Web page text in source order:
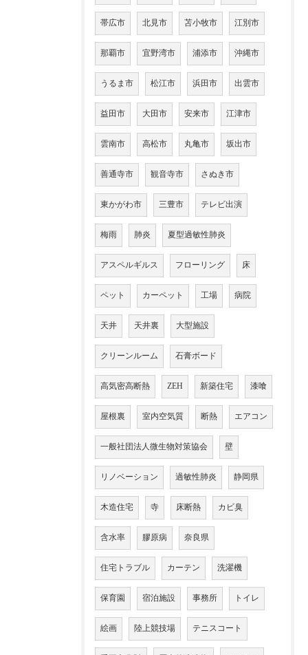
帯広市 北見市 苫小牧市 江別市
那覇市 宜野湾市 浦添市 沖縄市
うるま市 松江市 浜田市 出雲市
益田市 大田市 安来市 江津市
雲南市 高松市 丸亀市 坂出市
善通寺市 観音寺市 さぬき市
東かがわ市 三豊市 テレビ出演
梅雨 肺炎 夏型過敏性肺炎
アスペルギルス フローリング 床
ペット カーペット 工場 病院
天井 天井裏 大型施設
クリーンルーム 石膏ボード
高気密高断熱 ZEH 新築住宅 漆喰
屋根裏 室内空気質 断熱 エアコン
一般社団法人微生物対策協会 壁
リノベーション 過敏性肺炎 静岡県
木造住宅 寺 床断熱 カビ臭
含水率 膠原病 奈良県
住宅トラブル カーテン 洗濯機
保育園 宿泊施設 事務所 トイレ
絵画 陸上競技場 テニスコート